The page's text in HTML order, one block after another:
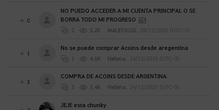
0
NO PUEDO ACCEDER A MI CUENTA PRINCIPAL O SE
BORRA TODO MI PROGRESO
2 5.2K MALEFICOS 28/12/2025 (UTC-3)
1
No se puede comprar Acoins desde aregentina
1 4.6K Heliena 24/12/2025 (UTC-3)
3
COMPRA DE ACOINS DESDE ARGENTINA
3 5.4K Heliena 24/12/2025 (UTC-3)
JEJE esta chunky